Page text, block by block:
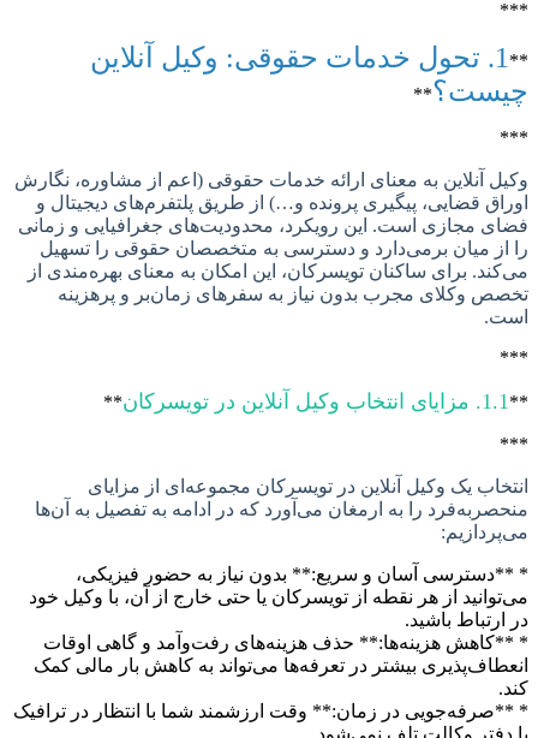
1. تحول خدمات حقوقی: وکیل آنلاین
**
آنلاین به معنای ارائه خدمات حقوقی (اعم از مشاوره، نگارش
قضایی، پیگیری پرونده و…) از طریق پلتفرم‌های دیجیتال و
مجازی است. این رویکرد، محدودیت‌های جغرافیایی و زمانی
میان برمی‌دارد و دسترسی به متخصصان حقوقی را تسهیل
برای ساکنان تویسرکان، این امکان به معنای بهره‌مندی از
وکلای مجرب بدون نیاز به سفرهای زمان‌بر و پرهزینه
آنلاین در تویسرکان **
یک وکیل آنلاین در تویسرکان مجموعه‌ای از مزایای
را به ارمغان می‌آورد که در ادامه به تفصیل به آن‌ها
آسان و سریع:** بدون نیاز به حضور فیزیکی،
از هر نقطه از تویسرکان یا حتی خارج از آن، با وکیل خود
باشید.
هزینه‌ها:** حذف هزینه‌های رفت‌وآمد و گاهی اوقات
بیشتر در تعرفه‌ها می‌تواند به کاهش بار مالی کمک
در زمان:** وقت ارزشمند شما با انتظار در ترافیک
وکالت تلف نمی‌شود.